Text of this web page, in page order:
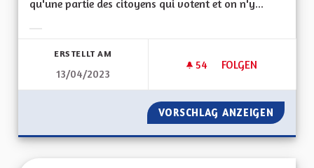
qu'une partie des citoyens qui votent et on n'y...
ERSTELLT AM
13/04/2023
54 54 FOLLOWER
FOLGEN
POUR QUE LES
VORSCHLAG ANZEIGEN POUR